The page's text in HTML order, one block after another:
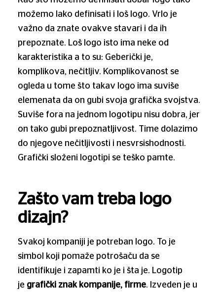
možemo lako definisati i loš logo. Vrlo je
važno da znate ovakve stavari i da ih
prepoznate. Loš logo isto ima neke od
karakteristika a to su: Geberički je,
komplikova, nečitljiv. Komplikovanost se
ogleda u tome što takav logo ima suviše
elemenata da on gubi svoja grafička svojstva.
Suviše fora na jednom logotipu nisu dobra, jer
on tako gubi prepoznatljivost. Time dolazimo
do njegove nečitljivosti i nesvrsishodnosti.
Grafički složeni logotipi se teško pamte.
Zašto vam treba logo
dizajn?
Svakoj kompaniji je potreban logo. To je
simbol koji pomaže potrošaču da se
identifikuje i zapamti ko je i šta je. Logotip
je grafički znak kompanije, firme. Izveden je u